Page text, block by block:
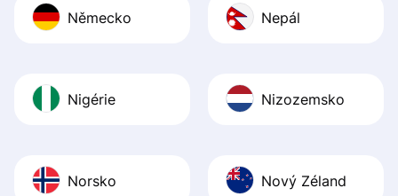
Německo Nepál
Nigérie Nizozemsko
Norsko Nový Zéland